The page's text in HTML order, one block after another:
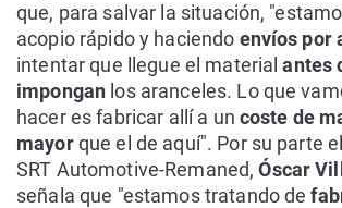
que, para salvar la situación,
acopio rápido y haciendo envíos por
intentar que llegue el materialantes
impongan los aranceles. Lo que
hacer es fabricar allí a un coste de
mayorque el de aquí". Por su parte
SRT Automotive-Remaned,Óscar
señala que "estamos tratando de